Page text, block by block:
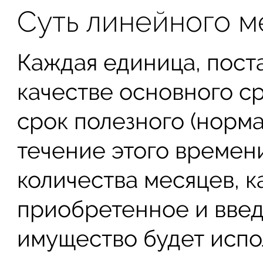
Суть линейного
Каждая единица,
качестве основного
срок полезного
течение этого
количества месяцев,
приобретенное и
имущество будет